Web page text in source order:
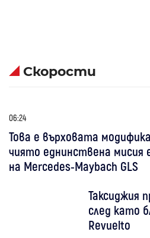
Скорости
06:24
Това е върховата
чиято еднинствена
на Mercedes-Maybach GLS
Таксиджия
след като
Revuelto